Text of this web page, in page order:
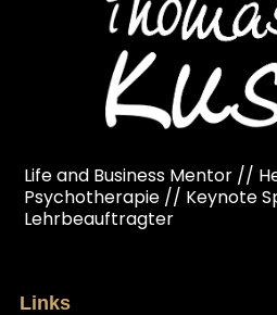
Life and Business Mentor //
Psychotherapie // Keynote
Lehrbeauftragter
Links